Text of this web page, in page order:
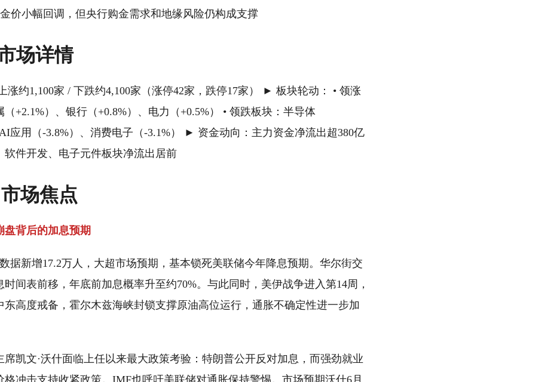
价小幅回调，但央行购金需求和地缘风险仍构成支撑
场详情
涨约1,100家 / 下跌约4,100家（涨停42家，跌停17家） ► 板块轮动： • 领涨
+2.1%）、银行（+0.8%）、电力（+0.5%） • 领跌板块：半导体
AI应用（-3.8%）、消费电子（-3.1%） ► 资金动向：主力资金净流出超380亿
软件开发、电子元件板块净流出居前
场焦点
盘背后的加息预期
据新增17.2万人，大超市场预期，基本锁死美联储今年降息预期。华尔街交
时间表前移，年底前加息概率升至约70%。与此同时，美伊战争进入第14周，
东高度戒备，霍尔木兹海峡封锁支撑原油高位运行，通胀不确定性进一步加
席凯文·沃什面临上任以来最大政策考验：特朗普公开反对加息，而强劲就业